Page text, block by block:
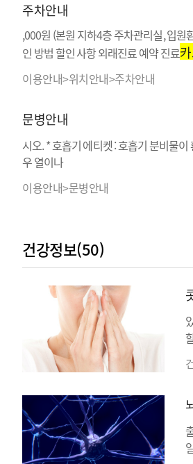
주차안내
,000원 (본원 지하4층 주차관리실, 입
인 방법 할인 사항 외래진료 예약 진료
이용안내>위치안내>주차안내
문병안내
시오. * 호흡기 에티켓 : 호흡기 분비물
우 열이나
이용안내>문병안내
건강정보(50)